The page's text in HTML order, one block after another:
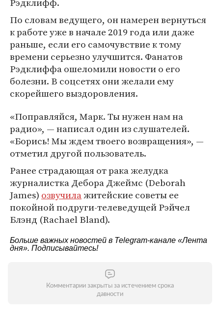
Рэдклифф.
По словам ведущего, он намерен вернуться
к работе уже в начале 2019 года или даже
раньше, если его самочувствие к тому
времени серьезно улучшится. Фанатов
Рэдклиффа ошеломили новости о его
болезни. В соцсетях они желали ему
скорейшего выздоровления.
«Поправляйся, Марк. Ты нужен нам на
радио», — написал один из слушателей.
«Борись! Мы ждем твоего возвращения», —
отметил другой пользователь.
Ранее страдающая от рака желудка
журналистка Дебора Джеймс (Deborah
James) озвучилажитейские советы ее
покойной подруги-телеведущей Рэйчел
Блэнд (Rachael Bland).
Больше важных новостей в Telegram-канале «Лента
дня». Подписывайтесь!
Комментарии закрыты за истечением срока
давности